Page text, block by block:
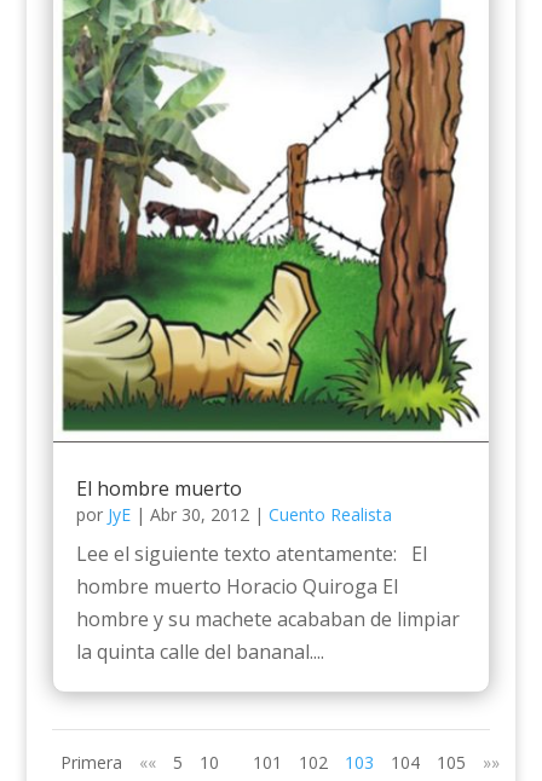
El hombre muerto
por JyE| Abr 30, 2012| Cuento Realista
Lee el siguiente texto atentamente: El
hombre muerto Horacio Quiroga El
hombre y su machete acababan de limpiar
la quinta calle del bananal....
Primera «« 5 10 101 102 103 104 105 »»